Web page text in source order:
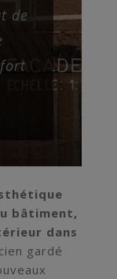
de
fort
bâtiment,
dans
gardé